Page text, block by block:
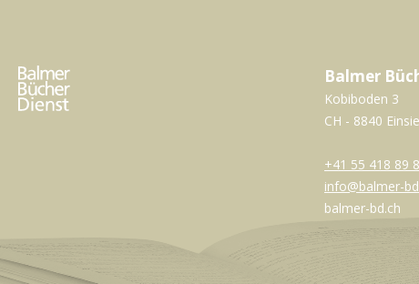
Balmer
Kobiboden 3
CH - 8840
+41 55 418 89
info@balmer-
balmer-bd.ch